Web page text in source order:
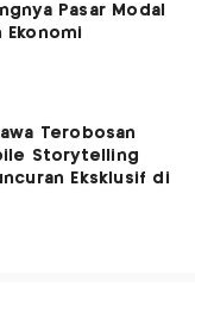
Pasar Modal
Ekonomi
Terobosan
Storytelling
Eksklusif di